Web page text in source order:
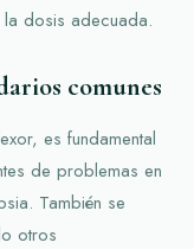
dosis adecuada.
comunes
es fundamental
de problemas en
También se
otros